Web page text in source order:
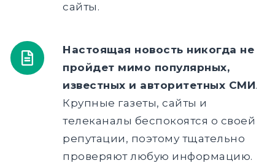
сайты.
Настоящая новость никогда не
пройдет мимо популярных,
известных и авторитетных СМИ.
Крупные газеты, сайты и
телеканалы беспокоятся о своей
репутации, поэтому тщательно
проверяют любую информацию.